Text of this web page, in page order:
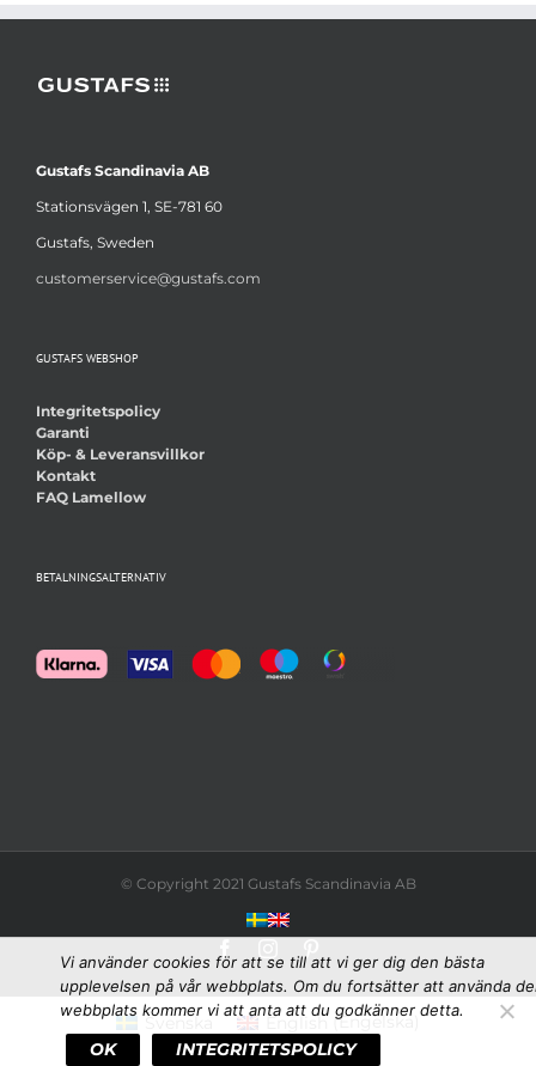
Gustafs Scandinavia AB
Stationsvägen 1, SE-781 60
Gustafs, Sweden
customerservice@gustafs.com
GUSTAFS WEBSHOP
Integritetspolicy
Garanti
Köp- & Leveransvillkor
Kontakt
FAQ Lamellow
BETALNINGSALTERNATIV
© Copyright 2021 Gustafs Scandinavia AB
Svenska English(Engelska
Vi använder cookies för att se till att vi ger dig den bästa
upplevelsen på vår webbplats. Om du fortsätter att använda
webbplats kommer vi att anta att du godkänner detta.
OK INTEGRITETSPOLICY